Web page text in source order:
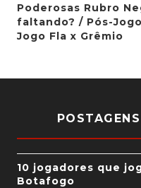
Poderosas Rubro
faltando? / Pós-
Jogo Fla x Grêmio
10 jogadores que
Botafogo